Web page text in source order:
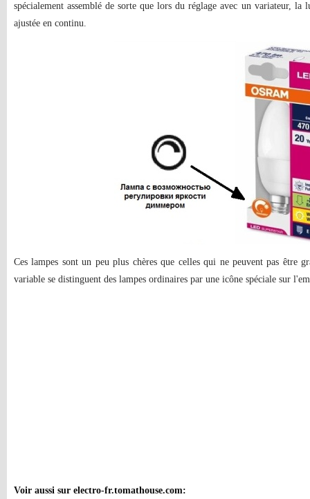
spécialement assemblé de sorte que lors du réglage avec un variateur,
ajustée en continu.
Ces lampes sont un peu plus chères que celles qui ne peuvent pas être
variable se distinguent des lampes ordinaires par une icône spéciale sur
Voir aussi sur electro-fr.tomathouse.com: